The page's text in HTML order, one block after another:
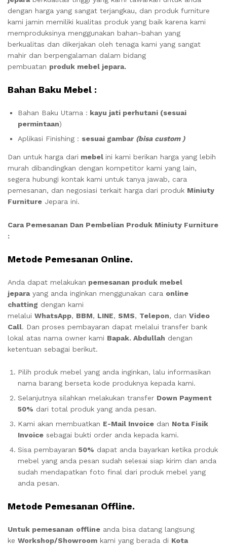
dengan harga yang sangat terjangkau, dan produk furniture
kami jamin memiliki kualitas produk yang baik karena kami
memproduksinya menggunakan bahan-bahan yang
berkualitas dan dikerjakan oleh tenaga kami yang sangat
mahir dan berpengalaman dalam bidang
pembuatan produk mebel jepara.
Bahan Baku Mebel :
Bahan Baku Utama : kayu jati perhutani (sesuai
permintaan)
Aplikasi Finishing : sesuai gambar (bisa custom )
Dan untuk harga dari mebel ini kami berikan harga yang lebih
murah dibandingkan dengan kompetitor kami yang lain,
segera hubungi kontak kami untuk tanya jawab, cara
pemesanan, dan negosiasi terkait harga dari produk Miniuty
Furniture Jepara ini.
Cara Pemesanan Dan Pembelian Produk Miniuty Furniture
:
Metode Pemesanan Online.
Anda dapat melakukan pemesanan produk mebel
jeparayang anda inginkan menggunakan cara online
chatting dengan kami
melalui WhatsApp, BBM, LINE, SMS, Telepon, dan Video
Call. Dan proses pembayaran dapat melalui transfer bank
lokal atas nama owner kami Bapak. Abdullah dengan
ketentuan sebagai berikut.
Pilih produk mebel yang anda inginkan, lalu informasikan
nama barang berseta kode produknya kepada kami.
Selanjutnya silahkan melakukan transfer Down Payment
50% dari total produk yang anda pesan.
Kami akan membuatkan E-Mail Invoice dan Nota Fisik
Invoice sebagai bukti order anda kepada kami.
Sisa pembayaran 50% dapat anda bayarkan ketika produk
mebel yang anda pesan sudah selesai siap kirim dan anda
sudah mendapatkan foto final dari produk mebel yang
anda pesan.
Metode Pemesanan Offline.
Untuk pemesanan offline anda bisa datang langsung
ke Workshop/Showroom kami yang berada di Kota